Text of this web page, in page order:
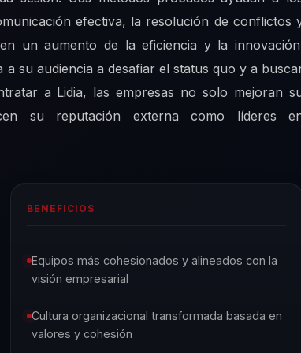
efectiva, la resolución de conflictos
un aumento de la eficiencia y la
su audiencia a desafiar el status quo y a
a Lidia, las empresas no solo mejoran
su reputación externa como líderes
BENEFICIOS
Equipos más cohesionados y alineados con la
visión empresarial
Cultura organizacional transformada basada en
valores y cohesión